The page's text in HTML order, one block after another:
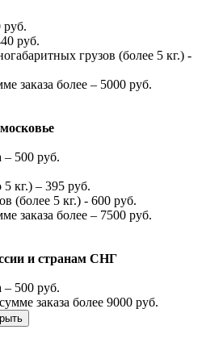
руб.
руб.
грузов (более 5 кг.) -
заказа более – 5000 руб.
– 500 руб.
5 кг.) – 395 руб.
(более 5 кг.) - 600 руб.
заказа более – 7500 руб.
и странам СНГ
– 500 руб.
заказа более 9000 руб.